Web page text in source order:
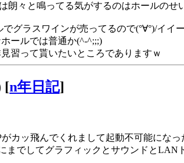
朗々と鳴ってる気がするのはホールのせ
グラスワインが売ってるので(°∀°)/イイー
ールでは普通か(^-^;;;)
習って貰いたいところでありますｗ
[n年日記]
カッ飛んでくれまして起動不可能になっ
までしてグラフィックとサウンドとLAN